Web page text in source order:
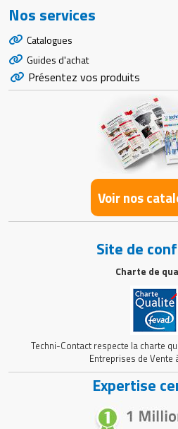
Nos services
Catalogues
Guides d'achat
Présentez vos produits
Voir nos
Site de
Charte de
Techni-Contact respecte la charte
Entreprises de Vente
Expertise